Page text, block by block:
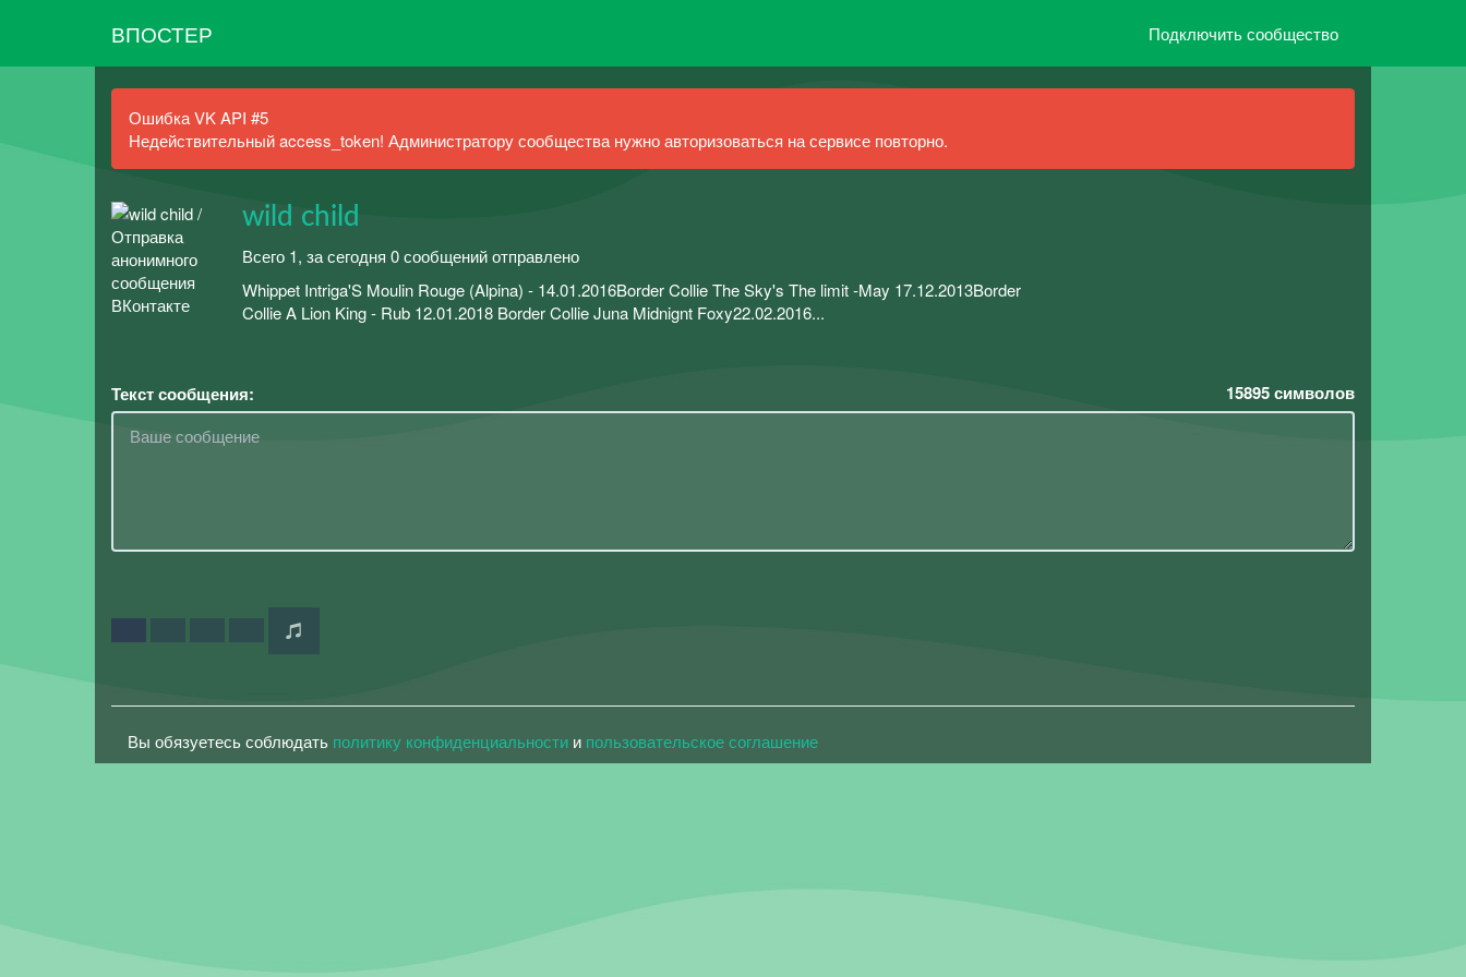
ВПОСТЕР Подключить сообщество
Ошибка VK API #5
Недействительный access_token! Администратору сообщества нужно авторизоваться на сервисе повторно.
wild child
Всего 1, за сегодня 0 сообщений отправлено
Whippet Intriga'S Moulin Rouge (Alpina) - 14.01.2016Border Collie The Sky's The limit -May 17.12.2013Border
Collie A Lion King - Rub 12.01.2018 Border Collie Juna Midnignt Foxy22.02.2016...
Текст сообщения: 15895символов
Вы обязуетесь соблюдать политику конфиденциальности и пользовательское соглашение